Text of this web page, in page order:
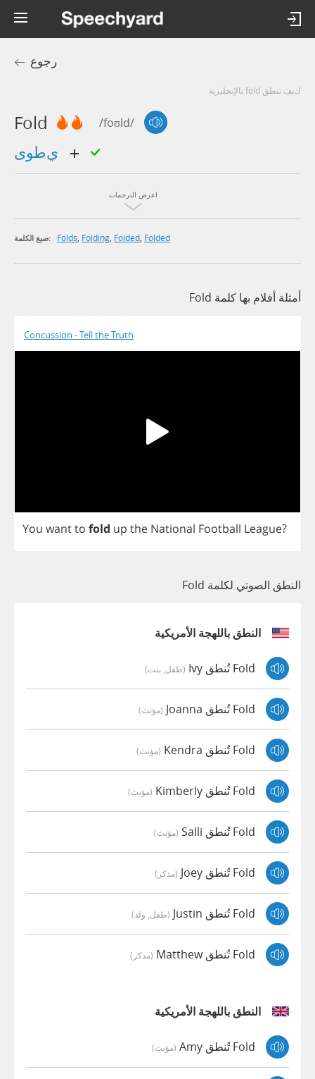
رجوع
كيف تنطق fold بالإنجليزية
Fold /foʊld/
اعرض الترجمات
صيغ الكلمة: Folds, Folding, Folded, Folded
أمثلة أفلام بها كلمة Fold
Concussion - Tell the Truth
You wantto fold up the National Football League?
النطق الصوتي لكلمة Fold
النطق باللهجة الأمريكية
Fold تُنطق Ivy (طفل, بنت)
Fold تُنطق Joanna (مؤنث)
Fold تُنطق Kendra (مؤنث)
Fold تُنطق Kimberly (مؤنث)
Fold تُنطق Salli (مؤنث)
Fold تُنطق Joey (مذكر)
Fold تُنطق Justin (طفل, ولد)
Fold تُنطق Matthew (مذكر)
النطق باللهجة الأمريكية
Fold تُنطق Amy (مؤنث)